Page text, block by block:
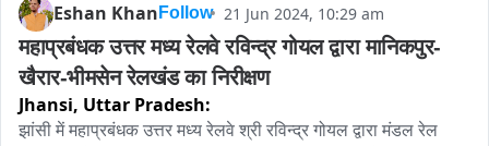
Eshan Khan Follow 21 Jun 2024, 10:29 am
महाप्रबंधक उत्तर मध्य रेलवे रविन्द्र गोयल द्वारा मानिकपुर-
खैरार-भीमसेन रेलखंड का निरीक्षण
Jhansi, Uttar Pradesh:
झांसी में महाप्रबंधक उत्तर मध्य रेलवे श्री रविन्द्र गोयल द्वारा मंडल रेल